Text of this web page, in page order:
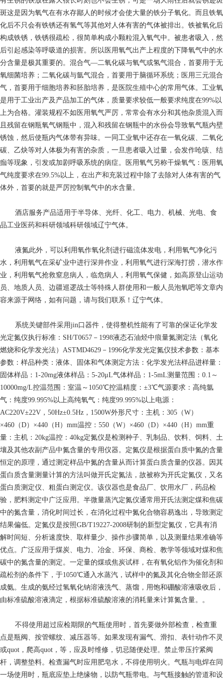
斑这是因为氧气在有水存鄙人的时候才会使大量的铁分子氧化。而且铁氧
化后不只会有铁锈还有氢气等其他对人体有害的气体被排出。铁被氧化后
构成铁锈，铁锈很疏松，很简单构成小颗粒混入氧气中。被患者吸入，然
后引起感染等呼吸道的损害。所以医用氧气出产上程度的下降氧气中的水
分含量是极其重要的。混合气—二氧化碳与氧气或氢气混合，首要用于无
氧细菌培养；二氧化碳与氩气混合，首要用于脑循环系统；医用三元混合
气，首要用于细胞培养和胚胎培养，是医院生殖中心的常用气体。工业氧
是用于工业出产及产品加工的气体，质量要求较低一般要求纯度在99%以
上为合格。灌装规程不如医用氧气严厉，常常会有水分和其他杂质混入而
且残留在钢瓶氧气钢瓶中，混入和残留在钢瓶中的水份会导致氧气瓶内壁
锈蚀，然后使瓶内气体带有异味。一同工业氧中还存在一氧化碳、二氧化
碳、乙炔等对人体极为有害的杂质，一旦患者吸入过量，会发作呛咳、结
痂等现象，引发或加剧呼吸系统的病症。医用氧气另称干燥氧气：医用氧
气纯度要求在99.5%以上，在出产和充装过程中除了去除对人体有害的气
体外，首要的就是严厉控制氧气中的水含量。
酒店服务产品适用于半导体、光纤、化工、电力、机械、光电、食
品工业医药和科研领域科研领域辽宁气体。
液氮此外，可以利用氧作氧化剂进行磁流体发电，利用氧气净化污
水，利用氧气在采矿业中进行深井作业，利用氧气进行深海打捞，潜水作
业，利用氧气抢救窒息病人，临危病人，利用氧气保健，如高原登山运动
员、地质人员、边疆巡逻战士等特殊人群使用和一般人员泡氧吧等文章内
容来源于网络，如有问题，请与我们联系！辽宁气体。
系统关键部件采用jin口器件，使得整机性能有了可靠的保证化学发
光定氮仪执行标准：SH/T0657－1998液态石油烃中痕量氮测定法（氧化
燃烧和化学发光法）ASTMD4629－1996化学发光定氮仪技术参数：基本
参数：样品种类：液体、固体和气体测定方法：化学发光法样品进样量：
固体样品：1-20mg液体样品：5-20μL气体样品：1-5mL测量范围：0.1～
10000mg/L控温范围：室温～1050℃控温精度：±3℃气源要求：高纯氩
气：纯度99.995%以上高纯氧气：纯度99.995%以上电源：
AC220V±22V，50Hz±0.5Hz，1500W外形尺寸：主机：305（W）
×460（D）×440（H）mm温控：550（W）×460（D）×440（H）mm重
量：主机：20kg温控：40kg定氮仪是检测种子、乳制品、饮料、饲料、土
壤及其他农副产品中氮含量的专用仪器。定氮仪是根据蛋白质中氮的含量
恒定的原理，通过测定样品中氮的含量从而计算蛋白质含量的仪器。因其
蛋白质含量测量计算的方法叫做开氏定氮法，故被称为开氏定氮仪，又名
蛋白质测定仪、粗蛋白测定仪。该仪器也是食品厂、饮用水厂，药品检
验，肥料测定中广泛应用。半微量蒸汽定氮仪通常用开氏法测定煤和焦碳
中的氮含量，消化时间过长，在消化过程中氮化合物容易逸出，导致测定
结果偏低。定氮仪是按照GB/T19227-2008研制的新型定氮仪，它具有消
解时间短、分析速度快、取样量少、操作步骤简单，以及测量结果准确等
优点。广泛应用于煤炭、电力、冶金、环保、商检、教学等领域对煤和焦
碳中的氮含量的测定。一定量的煤或焦炭试样，在有氧化铝作为催化剂和
疏松剂的条件下，于1050℃通入水蒸汽，试样中的氮及其化合物全部还原
成氨。生成的氨经过氢氧化钠溶液洗气、蒸馏，用饱和硼酸溶液吸收后，
由标准硫酸溶液滴定，根据标准硫酸溶液的消耗量来计算氮含量。。
不得使用超过应检期限的气瓶使用时，首先要做外部检查，检查重
点是瓶阀、按管螺纹、减压器等。如果发现有漏气、滑扣、表针动作不灵
或quot，爬高quot，等，应及时维修，切忌随便处理。禁止带压拧紧阀
杆，调整垫料。检查漏气时应用肥皂水，不得使用明火。气瓶与电焊在同
一场使用时，瓶底应垫上绝缘物，以防气瓶带电。与气瓶接触的管道和设